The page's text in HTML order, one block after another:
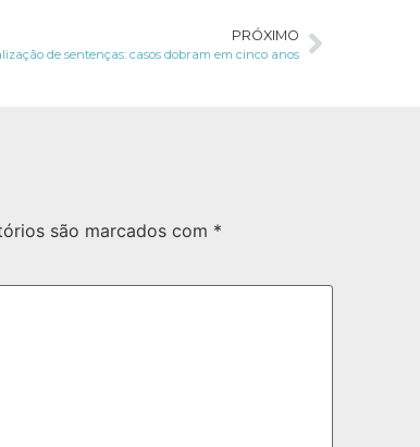
PRÓXIMO
de sentenças: casos dobram em cinco anos
são marcados com *